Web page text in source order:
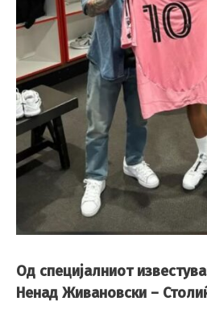
Од специјалниот
Ненад Живановски –